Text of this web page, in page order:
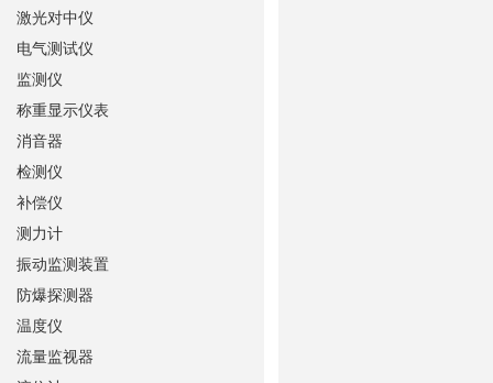
激光对中仪
电气测试仪
监测仪
称重显示仪表
消音器
检测仪
补偿仪
测力计
振动监测装置
防爆探测器
温度仪
流量监视器